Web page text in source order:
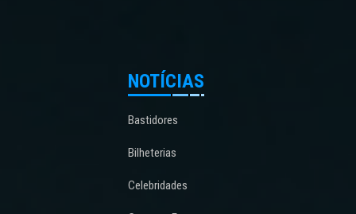
NOTÍCIAS
Bastidores
Bilheterias
Celebridades